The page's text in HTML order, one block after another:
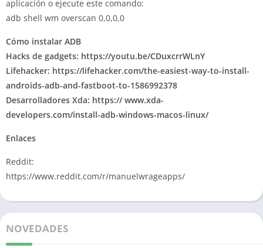
aplicación o ejecute este comando:
adb shell wm overscan 0,0,0,0
Cómo instalar ADB
Hacks de gadgets: https://youtu.be/CDuxcrrWLnY
Lifehacker: https://lifehacker.com/the-easiest-way-to-install-
androids-adb-and-fastboot-to-1586992378
Desarrolladores Xda: https:// www.xda-
developers.com/install-adb-windows-macos-linux/
Enlaces
Reddit:
https://www.reddit.com/r/manuelwrageapps/
NOVEDADES